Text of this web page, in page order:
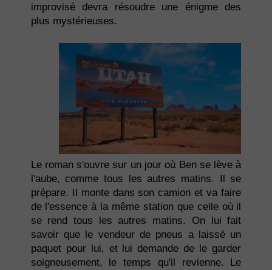
improvisé devra résoudre une énigme des
plus mystérieuses.
Le roman s'ouvre sur un jour où Ben se lève à
l'aube, comme tous les autres matins. Il se
prépare. Il monte dans son camion et va faire
de l'essence à la même station que celle où il
se rend tous les autres matins. On lui fait
savoir que le vendeur de pneus a laissé un
paquet pour lui, et lui demande de le garder
soigneusement, le temps qu'il revienne. Le